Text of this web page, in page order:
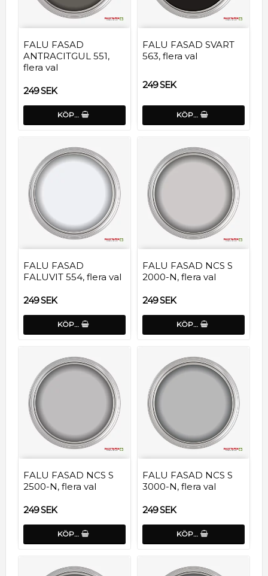
FALU FASAD
ANTRACITGUL 551,
flera val
249 SEK
KÖP…
FALU FASAD SVART
563, flera val
249 SEK
KÖP…
FALU FASAD
FALUVIT 554, flera val
249 SEK
KÖP…
FALU FASAD NCS S
2000-N, flera val
249 SEK
KÖP…
FALU FASAD NCS S
2500-N, flera val
249 SEK
KÖP…
FALU FASAD NCS S
3000-N, flera val
249 SEK
KÖP…